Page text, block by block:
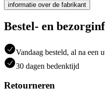
informatie over de fabrikant
Bestel- en
Vandaag besteld, al na een
30 dagen bedenktijd
Retourneren